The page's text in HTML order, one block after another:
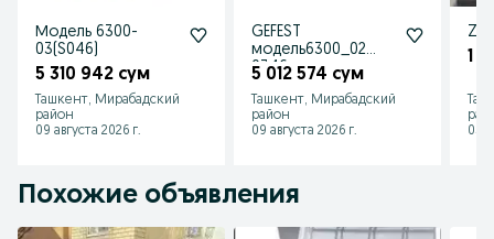
Модель 6300-
03(S046)
5 310 942 сум
Ташкент, Мирабадский
район
09 августа 2026 г.
GEFEST
модель6300_02
0346
5 012 574 сум
Ташкент, Мирабадский
район
09 августа 2026 г.
1
05
Похожие объявления